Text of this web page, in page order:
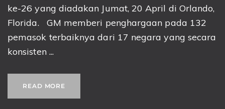
ke-26 yang diadakan Jumat, 20 April di Orlando,
Florida. GM memberi penghargaan pada 132
pemasok terbaiknya dari 17 negara yang secara
konsisten ...
READ MORE